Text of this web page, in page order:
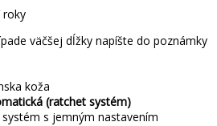
roky
väčšej dĺžky napíšte do poznámky
koža
(ratchet systém)
s jemným nastavením